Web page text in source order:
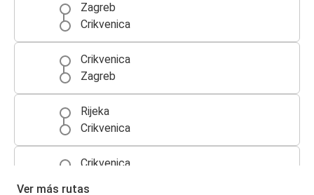
Zagreb
Crikvenica
Crikvenica
Zagreb
Rijeka
Crikvenica
Crikvenica
Ver más rutas